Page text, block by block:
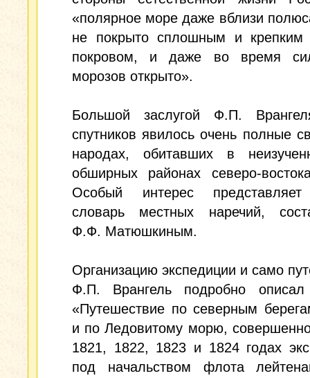
«полярное море даже вблизи
не покрыто сплошным и
покровом, и даже во время
морозов открыто».
Большой заслугой Ф.П.
спутников явилось очень полные
народах, обитавших в
обширных районах северо-
Особый интерес представляет
словарь местных наречий,
Ф.Ф. Матюшкиным.
Организацию экспедиции и само
Ф.П. Врангель подробно
«Путешествие по северным
и по Ледовитому морю,
1821, 1822, 1823 и 1824 годах
под начальством флота